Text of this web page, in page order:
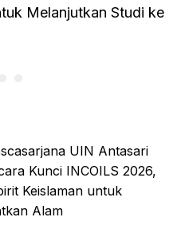
Melanjutkan Studi ke
UIN Antasari
Kunci INCOILS 2026,
Keislaman untuk
Alam